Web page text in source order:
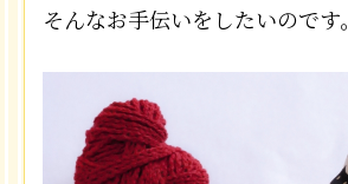
そんなお手伝いをしたいのです。